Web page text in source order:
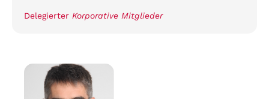
Delegierter Korporative Mitglieder